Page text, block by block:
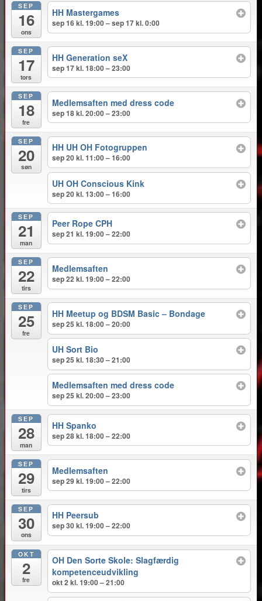
SEP
16
ons
HH Mastergames
sep 16 kl. 19:00 – sep 17 kl. 0:00
SEP
17
tors
HH Generation seX
sep 17 kl. 18:00 – 23:00
SEP
18
fre
Medlemsaften med dress code
sep 18 kl. 20:00 – 23:00
SEP
20
søn
HH UH OH Fotogruppen
sep 20 kl. 11:00 – 16:00
UH OH Conscious Kink
sep 20 kl. 13:00 – 16:00
SEP
21
man
Peer Rope CPH
sep 21 kl. 19:00 – 22:00
SEP
22
tirs
Medlemsaften
sep 22 kl. 19:00 – 22:00
SEP
25
fre
HH Meetup og BDSM Basic – Bondage
sep 25 kl. 18:00 – 20:00
UH Sort Bio
sep 25 kl. 18:30 – 21:00
Medlemsaften med dress code
sep 25 kl. 20:00 – 23:00
SEP
28
man
HH Spanko
sep 28 kl. 18:00 – 22:00
SEP
29
tirs
Medlemsaften
sep 29 kl. 19:00 – 22:00
SEP
30
ons
HH Peersub
sep 30 kl. 19:00 – 22:00
OKT
2
fre
OH Den Sorte Skole: Slagfærdig
kompetenceudvikling
okt 2 kl. 19:00 – 21:00